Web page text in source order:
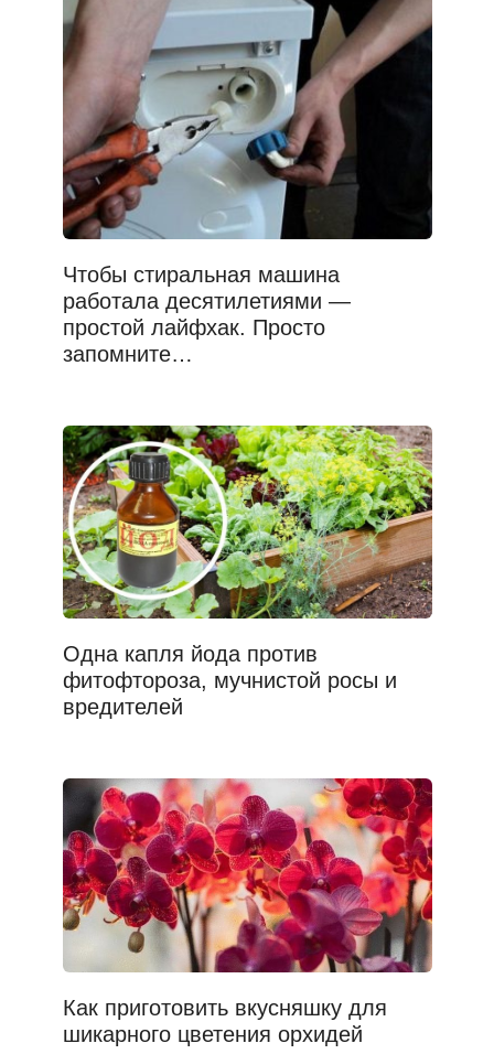
Чтобы стиральная машина
работала десятилетиями —
простой лайфхак. Просто
запомните…
Одна капля йода против
фитофтороза, мучнистой росы и
вредителей
Как приготовить вкусняшку для
шикарного цветения орхидей